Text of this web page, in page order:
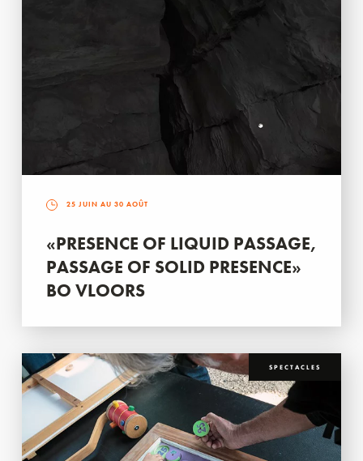
25 JUIN AU 30 AOÛT
«PRESENCE OF LIQUID PASSAGE,
PASSAGE OF SOLID PRESENCE»
BO VLOORS
SPECTACLES